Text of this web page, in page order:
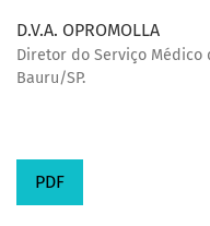
D.V.A. OPROMOLLA
Diretor do Serviço Médico
Bauru/SP.
PDF